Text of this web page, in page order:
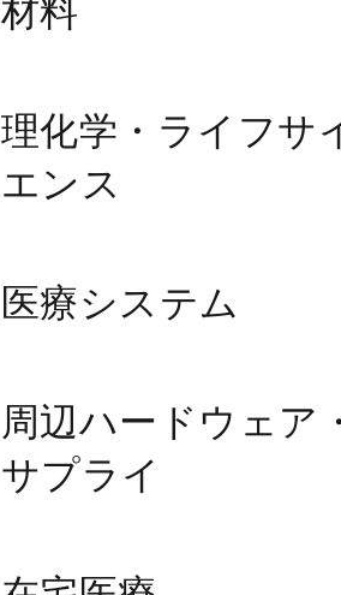
材料
理化学・ライフサ
エンス
医療システム
周辺ハードウェア
サプライ